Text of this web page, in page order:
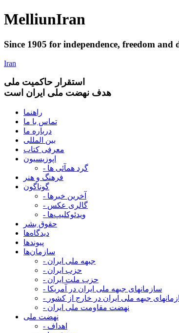
MelliunIran
Since 1905 for independence, freedom and
Iran
استقرار حاکميت ملی
هدف نهضت ملی ایران است
راهنما
تماس با ما
درباره ما
بین المللی
معرفی کتاب
اپوزیسیون
- گرد همآئی ها
فرهنگ و هنر
گوناگون
- آخرین خبرها
- گالری عکس
- ویدئوکلیپ‌ها
حقوق بشر
دیدگاه‌ها
پیوندها
سازمان‌ها
- جبهه ملی ایران
- حزب ایران
- حزب ملت ایران
- سازمانهای جبهه ملی ایران در آمریکا
جبهه ملی ایران در خارج از کشور
- نهضت مقاومت ملی ایران
نهضت ملی
- اهداف